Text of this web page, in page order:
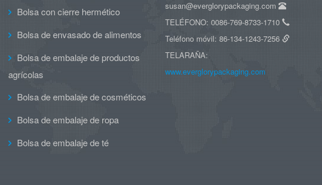
Bolsa con cierre hermético
Bolsa de envasado de alimentos
Bolsa de embalaje de productos
agrícolas
Bolsa de embalaje de cosméticos
Bolsa de embalaje de ropa
Bolsa de embalaje de té
susan@everglorypackaging.com
TELÉFONO: 0086-769-8733-1710
Teléfono móvil: 86-134-1243-7256
TELARAÑA:
www.everglorypackaging.com